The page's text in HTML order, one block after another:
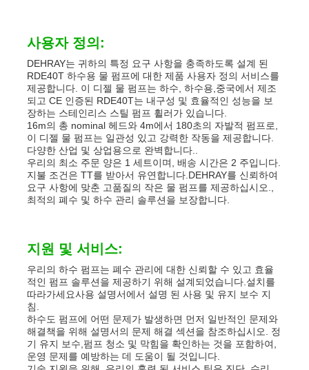
사용자 정의:
DEHRAY는 귀하의 특정 요구 사항을 충족하도록 설계 된
RDE40T 하수용 물 펌프에 대한 제품 사용자 정의 서비스를
제공합니다. 이 디젤 물 펌프는 하수, 하수용,중국에서 제조
되고 CE 인증된 RDE40T는 내구성 및 효율적인 성능을 보
장하는 스테인리스 스틸 펌프 휠러가 있습니다.
16m의 총 nominal 헤드와 4m에서 180초의 자발적 펌프로,
이 디젤 물 펌프는 일관성 있고 강력한 작동을 제공합니다.
다양한 산업 및 상업용으로 완벽합니다..
우리의 최소 주문 양은 1 세트이며, 배송 시간은 2 주입니다.
지불 조건은 TT를 받아서 유연합니다.DEHRAY를 신뢰하여
요구 사항에 맞춘 고품질의 작은 물 펌프를 제공하십시오.,
최적의 폐수 및 하수 관리 솔루션을 보장합니다.
지원 및 서비스:
우리의 하수 펌프는 폐수 관리에 대한 신뢰할 수 있고 효율
적인 펌프 솔루션을 제공하기 위해 설계되었습니다.설치를
따라가세요사용 설명서에서 설명 된 사용 및 유지 보수 지
침.
하수도 펌프에 어떤 문제가 발생하면 먼저 일반적인 문제와
해결책을 위해 설명서의 문제 해결 섹션을 참조하십시오. 정
기 유지 보수,펌프 청소 및 막힘을 확인하는 것을 포함하여,
운영 문제를 예방하는 데 도움이 될 것입니다.